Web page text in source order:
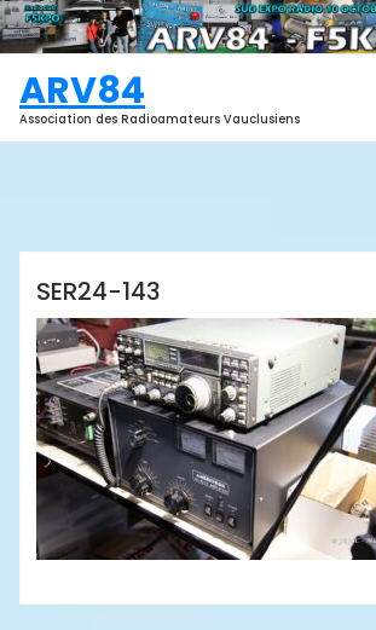
Aller
au
contenu
ARV84
Association des Radioamateurs Vauclusiens
SER24-143